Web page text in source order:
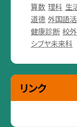
算数 理科 生
道徳 外国語
健康診断 校
シブヤ未来科
リンク